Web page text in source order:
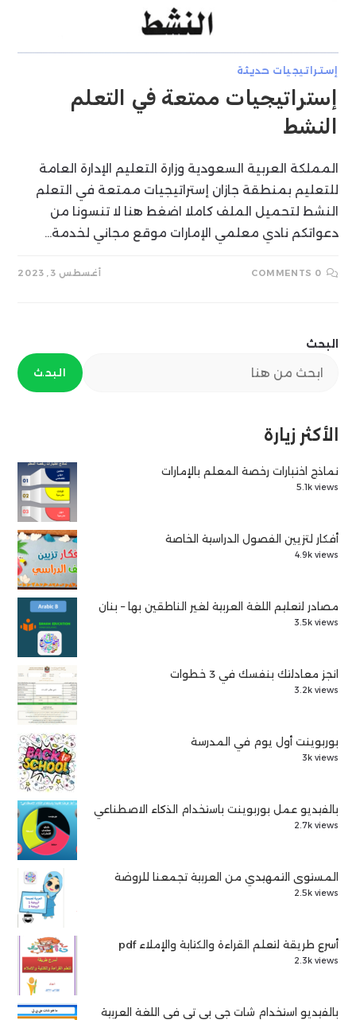
إستراتيجيات حديثة
إستراتيجيات ممتعة في التعلم
النشط
المملكة العربية السعودية وزارة التعليم الإدارة العامة
للتعليم بمنطقة جازان إستراتيجيات ممتعة في التعلم
النشط لتحميل الملف كاملا اضغط هنا لا تنسونا من
دعواتكم نادي معلمي الإمارات موقع مجاني لخدمة…
0 COMMENTS أغسطس 3, 2023
البحث
البحث
الأكثر زيارة
نماذج اختبارات رخصة المعلم بالإمارات
5.1k views
أفكار لتزيين الفصول الدراسية الخاصة
4.9k views
مصادر لتعليم اللغة العربية لغير الناطقين بها – بنان
3.5k views
انجز معادلتك بنفسك في 3 خطوات
3.2k views
بوربوينت أول يوم في المدرسة
3k views
بالفيديو عمل بوربوينت باستخدام الذكاء الاصطناعي
2.7k views
المستوى التمهيدي من العربية تجمعنا للروضة
2.5k views
أسرع طريقة لتعلم القراءة والكتابة والإملاء pdf
2.3k views
بالفيديو استخدام شات جي بي تي في اللغة العربية